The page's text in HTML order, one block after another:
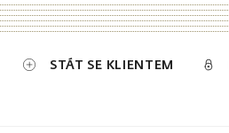
STÁT SE KLIENTEM